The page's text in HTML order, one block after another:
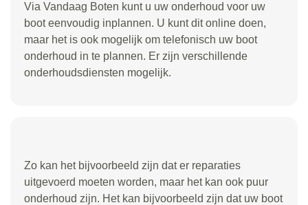
Via Vandaag Boten kunt u uw onderhoud voor uw
boot eenvoudig inplannen. U kunt dit online doen,
maar het is ook mogelijk om telefonisch uw boot
onderhoud in te plannen. Er zijn verschillende
onderhoudsdiensten mogelijk.
Zo kan het bijvoorbeeld zijn dat er reparaties
uitgevoerd moeten worden, maar het kan ook puur
onderhoud zijn. Het kan bijvoorbeeld zijn dat uw boot